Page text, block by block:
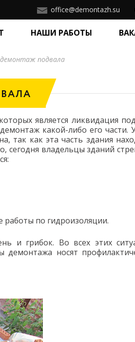
office@demontazh.su
НАШИ РАБОТЫ
подвала
является ликвидация
какой-либо его части.
как эта часть здания
владельцы зданий
по гидроизоляции.
и грибок. Во всех этих
носят